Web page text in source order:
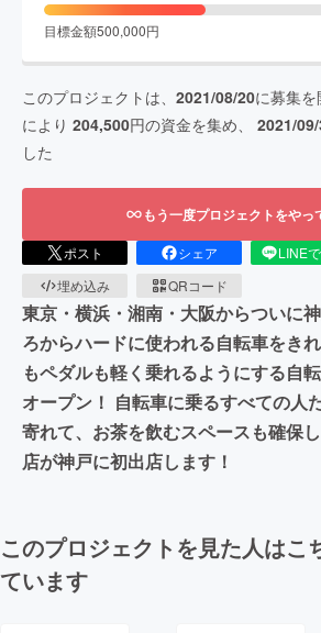
目標金額500,000円
このプロジェクトは、 2021/08/20に募集を
により 204,500円の資金を集め、 2021/
した
もう一度プロジェクトをやっ
ポスト シェア LINE
埋め込み
QRコード
東京・横浜・湘南・大阪からついに
ろからハードに使われる自転車をき
もペダルも軽く乗れるようにする自
オープン！ 自転車に乗るすべての人
寄れて、お茶を飲むスペースも確保
店が神戸に初出店します！
このプロジェクトを見た人はこ
ています